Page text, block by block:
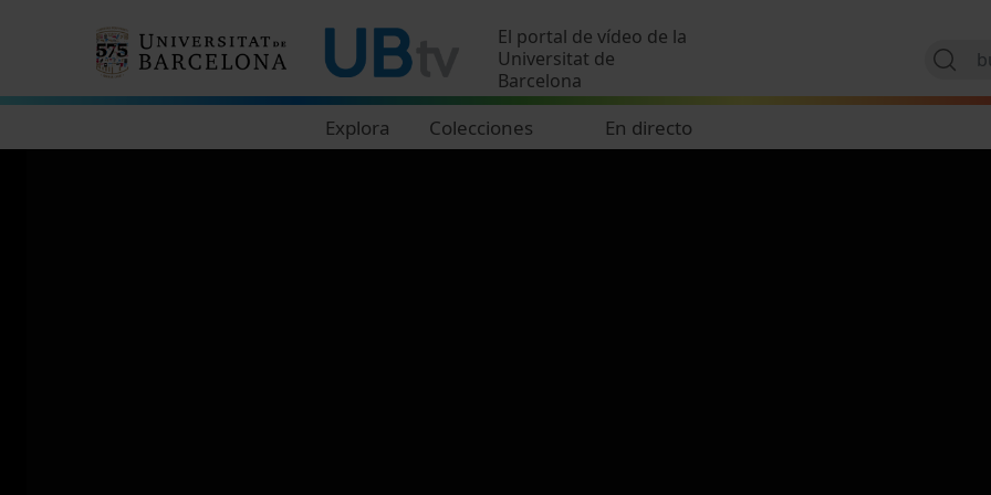
El portal de vídeo de la
Universitat de
Barcelona
Explora Colecciones En directo